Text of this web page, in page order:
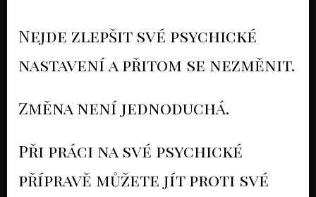
Nejde zlepšit své psychické
nastavení a přitom se nezměnit.
Změna není jednoduchá.
Při práci na své psychické
přípravě můžete jít proti své